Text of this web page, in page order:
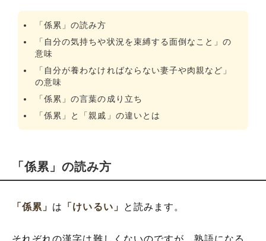
「係累」の読み方
「自分の気持ちや状況を束縛する面倒なこと」の
意味
「自分が養わなければならない妻子や肉親など」
の意味
「係累」の言葉の成り立ち
「係累」と「親戚」の違いとは
「係累」の読み方
「係累」 は 「けいるい」 と読みます。
それぞれの漢字は難しくないのですが、熟語になる